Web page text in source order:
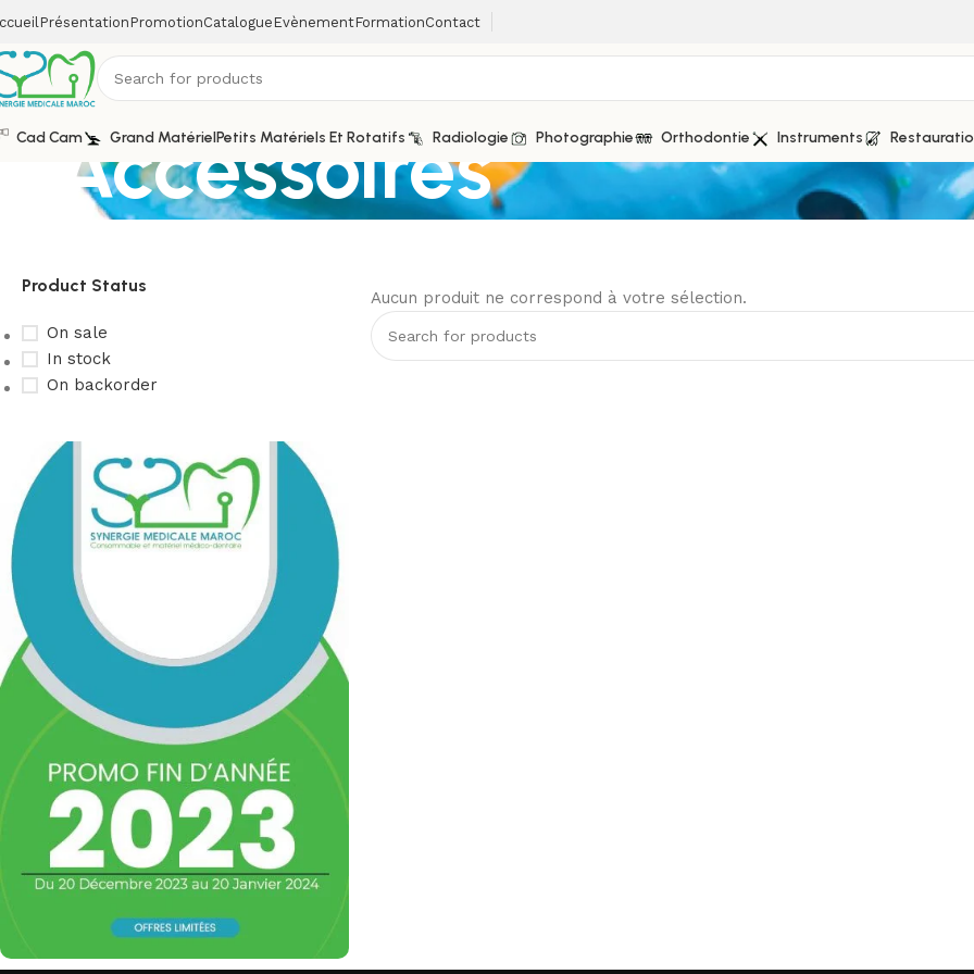
Présentation PromotionCatalogue EvènementFormationContact
Cad Cam Grand MatérielPetits Matériels Et Rotatifs Radiologie Photographie Orthodontie Instruments
Accessoires
Product Status
On sale
In stock
On backorder
Aucun produit ne correspond à votre sélection.